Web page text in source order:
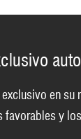
en
favorables y